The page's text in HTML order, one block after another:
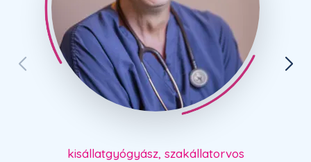
kisállatgyógyász, szakállatorvos